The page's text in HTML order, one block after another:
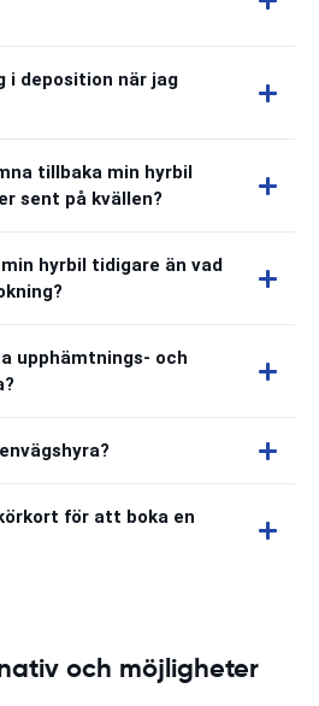
i deposition när jag
tillbaka min hyrbil
sent på kvällen?
hyrbil tidigare än vad
upphämtnings- och
för att boka en
och möjligheter